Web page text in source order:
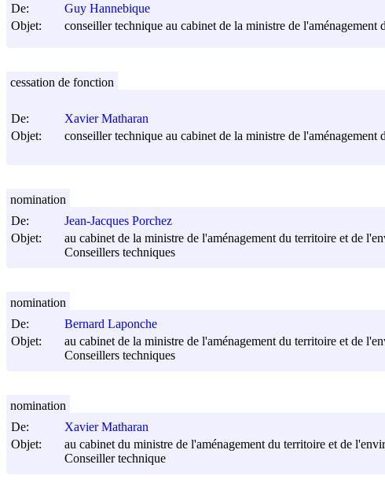
De:
Guy Hannebique
Objet:
conseiller technique au cabinet de la ministre de
De:
Xavier Matharan
Objet:
conseiller technique au cabinet de la ministre de
cessation de fonction
De:
Jean-Jacques Porchez
Objet:
au cabinet de la ministre de l'aménagement du territoire et de
Conseillers techniques
nomination
De:
Bernard Laponche
Objet:
au cabinet de la ministre de l'aménagement du territoire et de
Conseillers techniques
nomination
De:
Xavier Matharan
Objet:
au cabinet du ministre de l'aménagement du territoire et de
Conseiller technique
nomination